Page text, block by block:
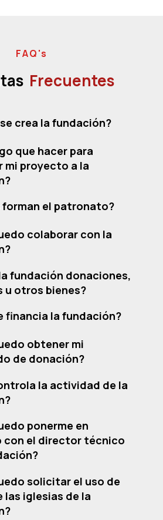
FAQ's
Frecuentes
crea la fundación?
que hacer para
mi proyecto a la
forman el patronato?
colaborar con la
fundación donaciones,
u otros bienes?
financia la fundación?
obtener mi
de donación?
la actividad de la
ponerme en
el director técnico
solicitar el uso de
las iglesias de la